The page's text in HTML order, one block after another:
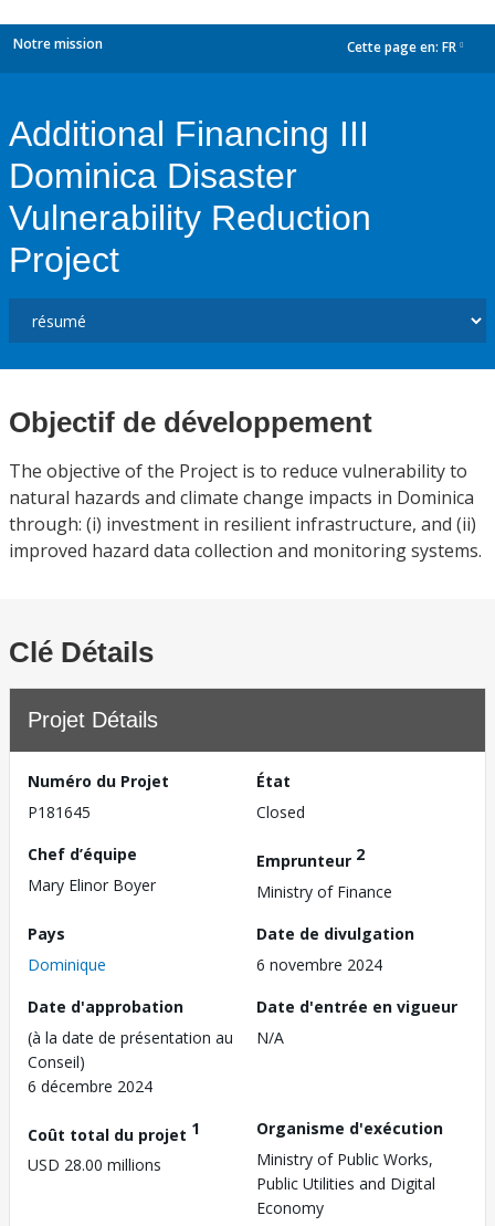
Notre mission Cette page en: FR
Additional Financing III
Dominica Disaster
Vulnerability Reduction
Project
Objectif de développement
The objective of the Project is to reduce vulnerability to
natural hazards and climate change impacts in Dominica
through: (i) investment in resilient infrastructure, and (ii)
improved hazard data collection and monitoring systems.
Clé Détails
Projet Détails
Numéro du Projet
P181645
État
Closed
Chef d’équipe
Mary Elinor Boyer
Emprunteur 2
Ministry of Finance
Pays
Dominique
Date de divulgation
6 novembre 2024
Date d'approbation
(à la date de présentation au
Conseil)
6 décembre 2024
Date d'entrée en vigueur
N/A
Coût total du projet 1
USD 28.00 millions
Organisme d'exécution
Ministry of Public Works,
Public Utilities and Digital
Economy